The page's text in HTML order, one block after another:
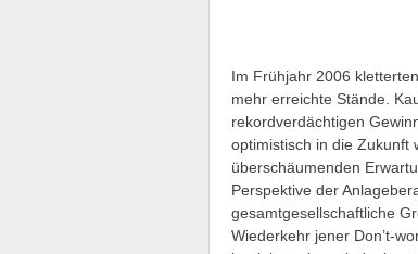
Im Frühjahr 2006
mehr erreichte Stände.
rekordverdächtigen
optimistisch in die Zukunft
überschäumenden
Perspektive der
gesamtgesellschaftliche
Wiederkehr jener Don’t-